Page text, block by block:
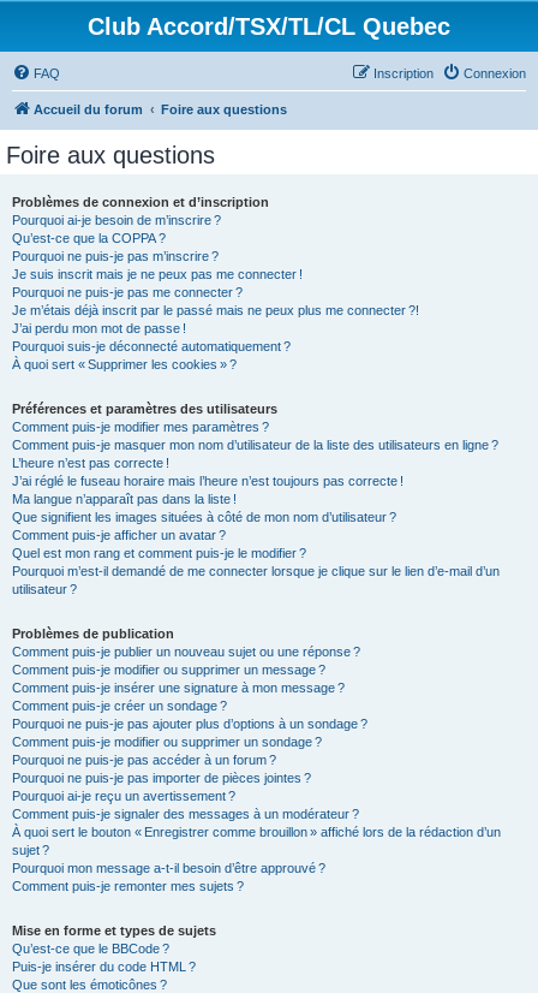
Club Accord/TSX/TL/CL Quebec
FAQ Connexion
Inscription
Accueil du forum Foire aux questions
Foire aux questions
Problèmes de connexion et d’inscription
Pourquoi ai-je besoin de m’inscrire ?
Qu’est-ce que la COPPA ?
Pourquoi ne puis-je pas m’inscrire ?
Je suis inscrit mais je ne peux pas me connecter !
Pourquoi ne puis-je pas me connecter ?
Je m’étais déjà inscrit par le passé mais ne peux plus me connecter ?!
J’ai perdu mon mot de passe !
Pourquoi suis-je déconnecté automatiquement ?
À quoi sert « Supprimer les cookies » ?
Préférences et paramètres des utilisateurs
Comment puis-je modifier mes paramètres ?
Comment puis-je masquer mon nom d’utilisateur de la liste des utilisateurs en ligne ?
L’heure n’est pas correcte !
J’ai réglé le fuseau horaire mais l’heure n’est toujours pas correcte !
Ma langue n’apparaît pas dans la liste !
Que signifient les images situées à côté de mon nom d’utilisateur ?
Comment puis-je afficher un avatar ?
Quel est mon rang et comment puis-je le modifier ?
Pourquoi m’est-il demandé de me connecter lorsque je clique sur le lien d’e-mail d’un
utilisateur ?
Problèmes de publication
Comment puis-je publier un nouveau sujet ou une réponse ?
Comment puis-je modifier ou supprimer un message ?
Comment puis-je insérer une signature à mon message ?
Comment puis-je créer un sondage ?
Pourquoi ne puis-je pas ajouter plus d’options à un sondage ?
Comment puis-je modifier ou supprimer un sondage ?
Pourquoi ne puis-je pas accéder à un forum ?
Pourquoi ne puis-je pas importer de pièces jointes ?
Pourquoi ai-je reçu un avertissement ?
Comment puis-je signaler des messages à un modérateur ?
À quoi sert le bouton « Enregistrer comme brouillon » affiché lors de la rédaction d’un
sujet ?
Pourquoi mon message a-t-il besoin d’être approuvé ?
Comment puis-je remonter mes sujets ?
Mise en forme et types de sujets
Qu’est-ce que le BBCode ?
Puis-je insérer du code HTML ?
Que sont les émoticônes ?